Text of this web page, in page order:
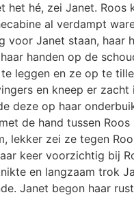
het hé, zei Janet.
al verdampt
voor Janet staan,
handen op de
leggen en ze op te
en kneep er
deze op haar
de hand tussen
lekker zei ze tegen
keer voorzichtig bij
en langzaam trok
Janet begon haar